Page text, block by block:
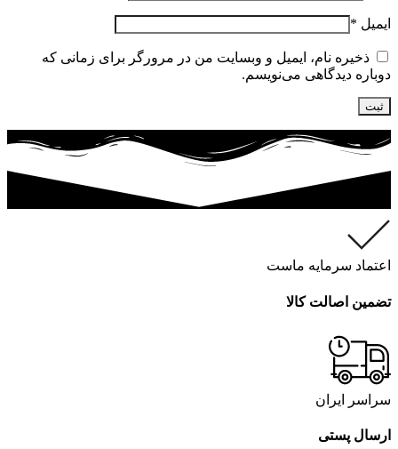
ایمیل *
ذخیره نام، ایمیل و وبسایت من در مرورگر برای زمانی که
دوباره دیدگاهی می‌نویسم.
اعتماد سرمایه ماست
تضمین اصالت کالا
سراسر ایران
ارسال پستی